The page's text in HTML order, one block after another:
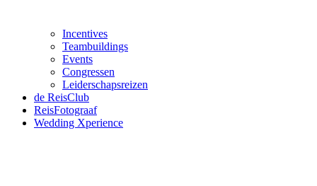
Incentives
Teambuildings
Events
Congressen
Leiderschapsreizen
de ReisClub
ReisFotograaf
Wedding Xperience